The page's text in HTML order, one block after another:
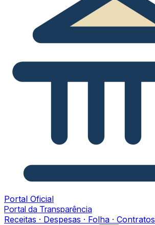
Portal Oficial
Portal da Transparência
Receitas · Despesas · Folha · Contratos